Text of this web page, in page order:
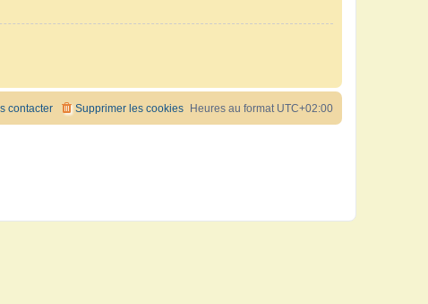
Heures au format UTC+02:00
Supprimer les cookies
contacter